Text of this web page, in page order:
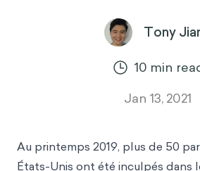
Tony
10 min
Jan 13, 2021
Au printemps 2019, plus de 50
États-Unis ont été inculpés dans